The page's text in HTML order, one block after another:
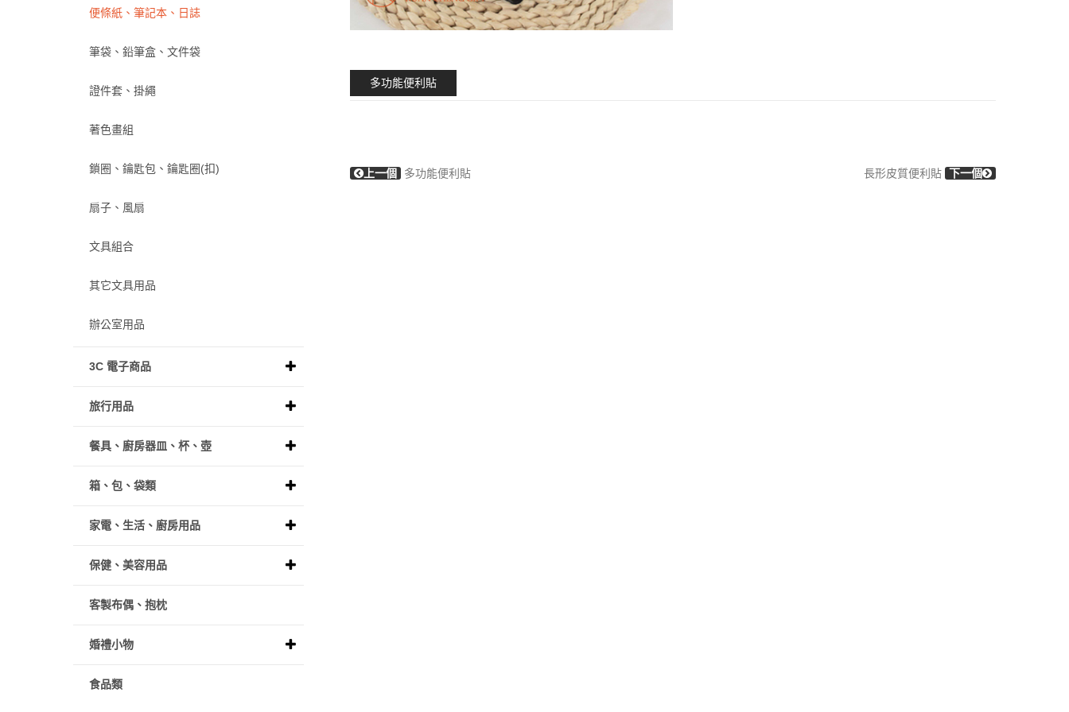
多功能便利貼
上一個 多功能便利貼 長形皮質便利貼 下一個
便條紙、筆記本、日誌
筆袋、鉛筆盒、文件袋
證件套、掛繩
著色畫組
鎖圈、鑰匙包、鑰匙圈(扣)
扇子、風扇
文具組合
其它文具用品
辦公室用品
3C 電子商品
旅行用品
餐具、廚房器皿、杯、壺
箱、包、袋類
家電、生活、廚房用品
保健、美容用品
客製布偶、抱枕
婚禮小物
食品類